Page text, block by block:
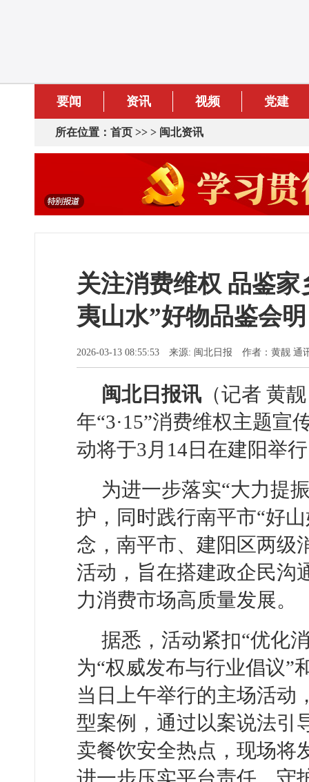
要闻 资讯 视频 党建
所在位置： 首页 >> > 闽北资讯
关注消费维权 品鉴家
夷山水”好物品鉴会
2026-03-13 08:55:53 来源: 闽北日报 作者：黄靓 通
闽北日报讯 （记者 黄
年“3·15”消费维权主题宣
动将于3月14日在建阳举
为进一步落实“大力提
护，同时践行南平市“好
念，南平市、建阳区两级
活动，旨在搭建政企民沟
力消费市场高质量发展。
据悉，活动紧扣“优化
为“权威发布与行业倡议”
当日上午举行的主场活动
型案例，通过以案说法引
卖餐饮安全热点，现场将